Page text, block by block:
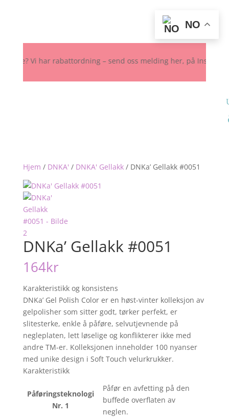
Vi har rabattordning – send oss melding her, på Instagram
Hjem / DNKA' / DNKA' Gellakk/ DNKa’ Gellakk #0051
DNKa’ Gellakk #0051
164kr
Karakteristikk og konsistens
DNKa’ Gel Polish Color er en høst-vinter kolleksjon av
gelpolisher som sitter godt, tørker perfekt, er
slitesterke, enkle å påføre, selvutjevnende på
negleplaten, lett løselige og konflikterer ikke med
andre TM-er. Kolleksjonen inneholder 100 nyanser
med unike design i Soft Touch velurkrukker.
Karakteristikk
Påføringsteknologi
Nr. 1
Påfør en avfetting på den
buffede overflaten av
neglen.
NO